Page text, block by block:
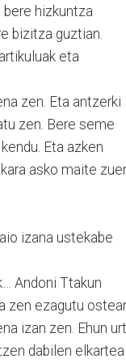
bere hizkuntza
bizitza guztian.
eta
zen. Eta antzerki
zen. Bere seme
Eta azken
asko maite
izana ustekabe
Andoni Ttakun
zen ezagutu
izan zen. Ehun
dabilen elkartea